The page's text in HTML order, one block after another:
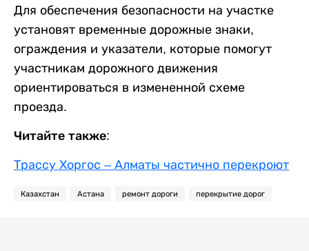
Для обеспечения безопасности на участке
установят временные дорожные знаки,
ограждения и указатели, которые помогут
участникам дорожного движения
ориентироваться в измененной схеме
проезда.
Читайте также:
Трассу Хоргос – Алматы частично перекроют
Казахстан Астана ремонт дороги перекрытие дорог